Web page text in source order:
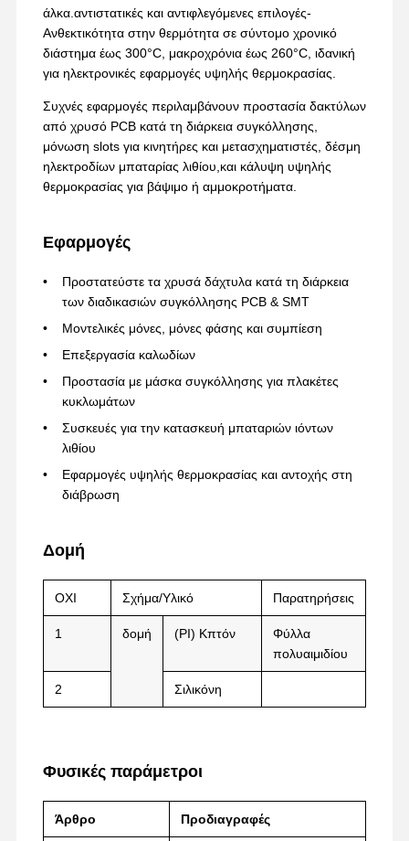
Αρχική
Σελίδα
Προϊόντα Εμφάνιση VR
Σχετικά Με
Εμάς
Γύρος
ταινία για κατοικίδια
Ταινία Kapton
Πλαισιωμένη διπλάσιο ταινία
άλκα.αντιστατικές και αντιφλεγόμενες επιλογές-
Ανθεκτικότητα στην θερμότητα σε σύντομο χρονικό
διάστημα έως 300°C, μακροχρόνια έως 260°C, ιδανική
για ηλεκτρονικές εφαρμογές υψηλής θερμοκρασίας.
Συχνές εφαρμογές περιλαμβάνουν προστασία δακτύλων
από χρυσό PCB κατά τη διάρκεια συγκόλλησης,
μόνωση slots για κινητήρες και μετασχηματιστές, δέσμη
ηλεκτροδίων μπαταρίας λιθίου,και κάλυψη υψηλής
θερμοκρασίας για βάψιμο ή αμμοκροτήματα.
Εφαρμογές
Προστατεύστε τα χρυσά δάχτυλα κατά τη διάρκεια
των διαδικασιών συγκόλλησης PCB & SMT
Μοντελικές μόνες, μόνες φάσης και συμπίεση
Επεξεργασία καλωδίων
Προστασία με μάσκα συγκόλλησης για πλακέτες
κυκλωμάτων
Συσκευές για την κατασκευή μπαταριών ιόντων
λιθίου
Εφαρμογές υψηλής θερμοκρασίας και αντοχής στη
διάβρωση
Δομή
ΟΧΙ Σχήμα/Υλικό Παρατηρήσεις
1 δομή (PI) Κπτόν
Φύλλα
πολυαιμιδίου
2 Σιλικόνη
Φυσικές παράμετροι
Άρθρο Προδιαγραφές